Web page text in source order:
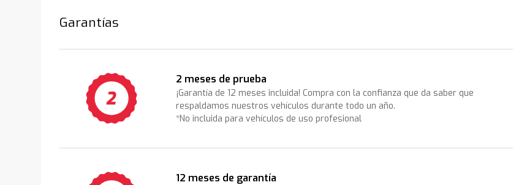
Garantías
2 meses de prueba
¡Garantía de 12 meses incluida! Compra con la confianza que da saber que
respaldamos nuestros vehículos durante todo un año.
*No incluida para vehículos de uso profesional
12 meses de garantía